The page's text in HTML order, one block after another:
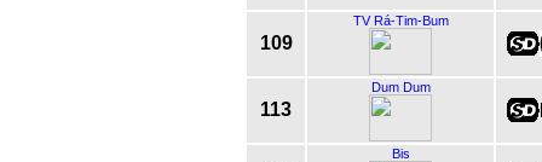
109
TV Rá-Tim-Bum
113
Dum Dum
Bis